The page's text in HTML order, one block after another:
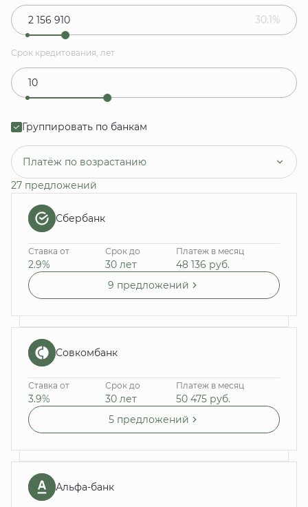
30.1%
Срок кредитования, лет
Группировать по банкам
Платёж по возрастанию
27 предложений
Сбербанк
Ставка от
2.9%
Срок до
30 лет
Платеж в месяц
48 136 руб.
9 предложений
Совкомбанк
Ставка от
3.9%
Срок до
30 лет
Платеж в месяц
50 475 руб.
5 предложений
Альфа-банк